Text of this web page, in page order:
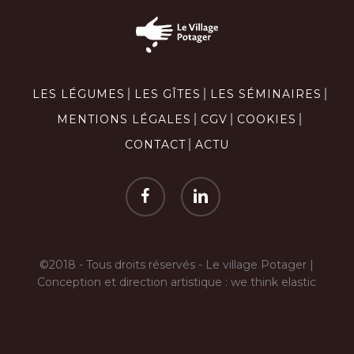
LES LÉGUMES LES GÎTES
LES SÉMINAIRES
MENTIONS LÉGALES
CGV
COOKIES
CONTACT
ACTU
facebook linkedin
©2018 - Tous droits réservés - Le village Potager |
Conception et direction artistique :we think elastic